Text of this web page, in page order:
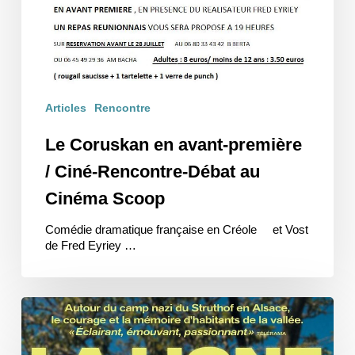
Articles Rencontre
Le Coruskan en avant-première
/ Ciné-Rencontre-Débat au
Cinéma Scoop
Comédie dramatique française en Créole et Vost
de Fred Eyriey …
La
Ligne
bleue
en